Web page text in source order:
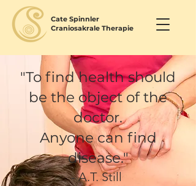
Cate Spinnler
Craniosakrale Therapie
"To find health should
be the object of the
doctor.
Anyone can find
disease."
- A.T. Still